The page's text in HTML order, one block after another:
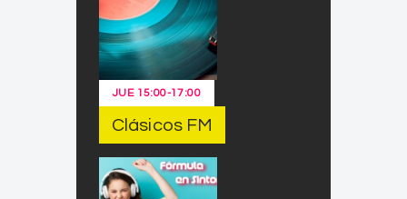
JUE 15:00-17:00
Clásicos FM